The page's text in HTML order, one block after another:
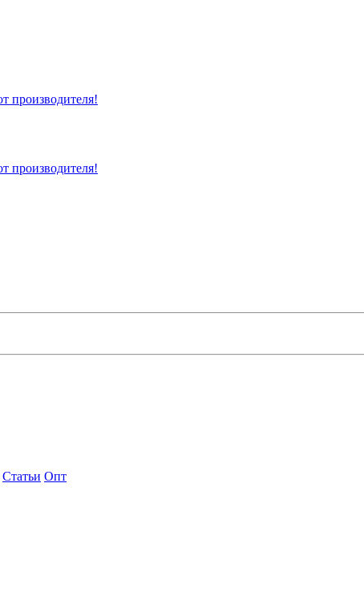
производителя!
производителя!
Статьи Опт